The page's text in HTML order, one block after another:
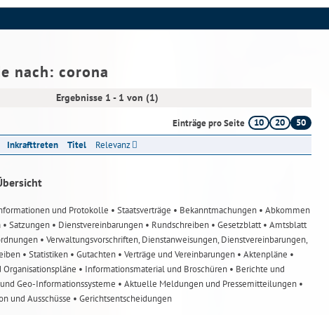
nach: corona
Ergebnisse 1 - 1 von (1)
Einträge pro Seite 10 20
50
Inkrafttreten Titel Relevanz
und Protokolle • Staatsverträge • Bekanntmachungen • Abkommen
• Satzungen • Dienstvereinbarungen • Rundschreiben • Gesetzblatt• Amtsblatt
• Verwaltungsvorschriften, Dienstanweisungen, Dienstvereinbarungen,
• Statistiken • Gutachten • Verträge und Vereinbarungen • Aktenpläne •
• Informationsmaterial und Broschüren • Berichte und
Geo-Informationssysteme • Aktuelle Meldungen und Pressemitteilungen •
und Ausschüsse • Gerichtsentscheidungen